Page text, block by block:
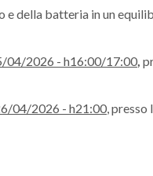
e della batteria in un
04/2026 - h16:00/17:00,
04/2026 - h21:00, presso